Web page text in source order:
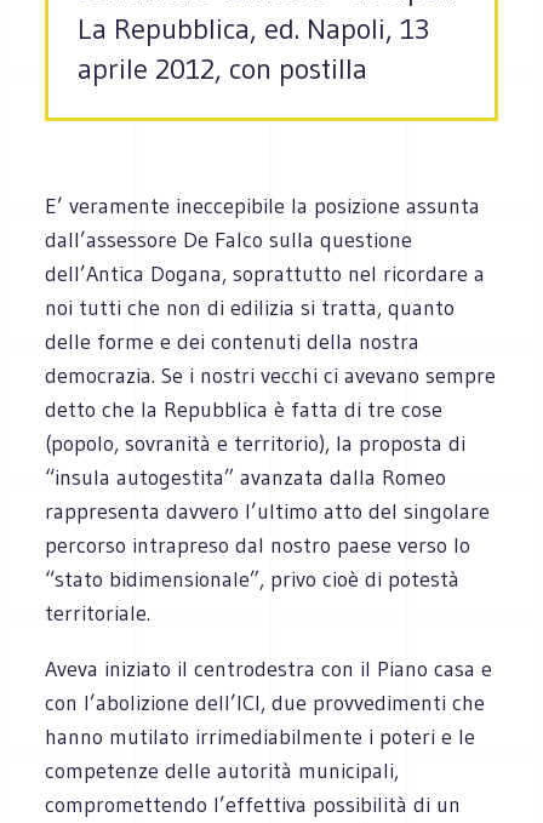
La Repubblica, ed. Napoli, 13
aprile 2012, con postilla
E’ veramente ineccepibile la posizione assunta
dall’assessore De Falco sulla questione
dell’Antica Dogana, soprattutto nel ricordare a
noi tutti che non di edilizia si tratta, quanto
delle forme e dei contenuti della nostra
democrazia. Se i nostri vecchi ci avevano sempre
detto che la Repubblica è fatta di tre cose
(popolo, sovranità e territorio), la proposta di
“insula autogestita” avanzata dalla Romeo
rappresenta davvero l’ultimo atto del singolare
percorso intrapreso dal nostro paese verso lo
“stato bidimensionale”, privo cioè di potestà
territoriale.
Aveva iniziato il centrodestra con il Piano casa e
con l’abolizione dell’ICI, due provvedimenti che
hanno mutilato irrimediabilmente i poteri e le
competenze delle autorità municipali,
compromettendo l’effettiva possibilità di un